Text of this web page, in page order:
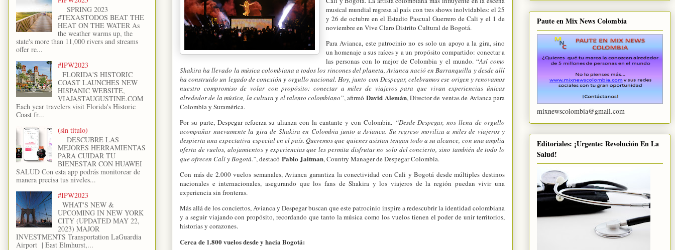
musical mundial regresa al país con tres shows inolvidables: el 25
y 26 de octubre en el Estadio Pascual Guerrero de Cali y el 1 de
noviembre en Vive Claro Distrito Cultural de Bogotá.
Para Avianca, este patrocinio no es solo un apoyo a la gira, sino
un homenaje a sus raíces y a un propósito compartido: conectar a
las personas con lo mejor de Colombia y el mundo. “Así como
Shakira ha llevado la música colombiana a todos los rincones del planeta, Avianca nació en Barranquilla y desde allí
ha construido un legado de conexión y orgullo nacional. Hoy, junto con Despegar, celebramos ese origen y renovamos
nuestro compromiso de volar con propósito: conectar a miles de viajeros para que vivan experiencias únicas
alrededor de la música, la cultura y el talento colombiano”, afirmóDavid Alemán, Director de ventas de Avianca para
Colombia y Suramérica.
Por su parte, Despegar refuerza su alianza con la cantante y con Colombia. “Desde Despegar, nos llena de orgullo
acompañar nuevamente la gira de Shakira en Colombia junto a Avianca. Su regreso moviliza a miles de viajeros y
despierta una expectativa especial en el país. Queremos que quienes asistan tengan todo a su alcance, con una amplia
oferta de vuelos, alojamientos y experiencias que les permita disfrutar no solo del concierto, sino también de todo lo
que ofrecen Cali y Bogotá.”, destacó Pablo Jaitman, Country Manager de Despegar Colombia.
Con más de 2.000 vuelos semanales, Avianca garantiza la conectividad con Cali y Bogotá desde múltiples destinos
nacionales e internacionales, asegurando que los fans de Shakira y los viajeros de la región puedan vivir una
experiencia sin fronteras.
Más allá de los conciertos, Avianca y Despegar buscan que este patrocinio inspire a redescubrir la identidad colombiana
y a seguir viajando con propósito, recordando que tanto la música como los vuelos tienen el poder de unir territorios,
historias y corazones.
Cerca de 1.800 vuelos desde y hacia Bogotá:
SPRING 2023
#TEXASTODOS BEAT THE
HEAT ON THE WATER As
the weather warms up, the
state's more than 11,000 rivers and streams
offer re...
#IPW2023
FLORIDA'S HISTORIC
COAST LAUNCHES NEW
HISPANIC WEBSITE,
VIAJASTAUGUSTINE.COM
Each year travelers visit Florida's Historic
Coast fr...
(sin título)
DESCUBRE LAS
MEJORES HERRAMIENTAS
PARA CUIDAR TU
BIENESTAR CON HUAWEI
SALUD Con esta app podrás monitorear de
manera precisa tus niveles...
#IPW2023
WHAT'S NEW &
UPCOMING IN NEW YORK
CITY (UPDATED MAY 22,
2023) MAJOR
INVESTMENTS Transportation LaGuardia
Airport | East Elmhurst,...
Paute en Mix News Colombia
mixnewscolombia@gmail.com
Editoriales: ¡Urgente: Revolución En La
Salud!